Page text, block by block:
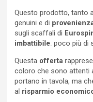
Questo prodotto, tanto
genuini e di
sugli scaffali di
imbattibile: poco più di
Questa offerta
coloro che sono attenti
portano in tavola, ma
al risparmio